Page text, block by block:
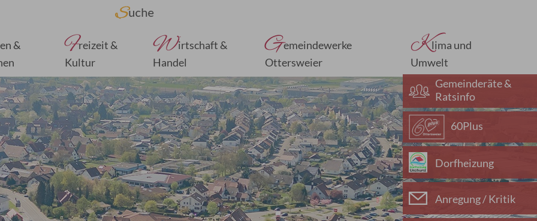
&
Freizeit &
Kultur
Wirtschaft &
Handel
Gemeindewerke
Ottersweier
Klima und
Umwelt
Gemeinderäte &
Ratsinfo
60Plus
Dorfheizung
Anregung / Kritik